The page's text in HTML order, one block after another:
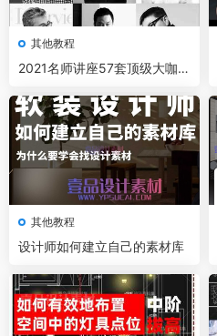
其他教程
2021名师讲座57套顶级大咖演
其他教程
设计师如何建立自己的素材库